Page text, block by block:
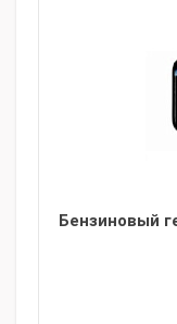
Бензиновый